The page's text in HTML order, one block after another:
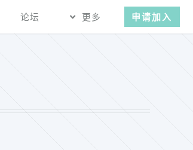
论坛 更多 申请加入